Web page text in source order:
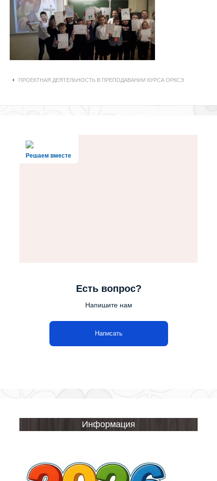
Навигация по статьям
ПРОЕКТНАЯ ДЕЯТЕЛЬНОСТЬ В ПРЕПОДАВАНИИ КУРСА ОРКСЭ
Решаем вместе
Есть вопрос?
Напишите нам
Написать
Информация